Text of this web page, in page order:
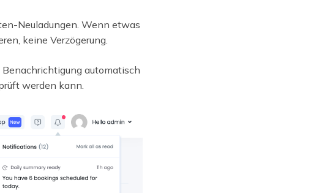
Neuladungen. Wenn etwas
keine Verzögerung.
automatisch
werden kann.